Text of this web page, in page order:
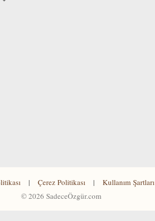
| Çerez Politikası |
Kullanım Şartları
© 2026 SadeceÖzgür.com